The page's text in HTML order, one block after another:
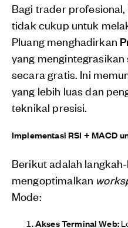
Bagi trader
tidak cukup untuk
Pluang menghadirkan
yang
secara gratis. Ini
yang lebih luas dan
teknikal presisi.
Implementasi RSI + MACD
Berikut adalah
mengoptimalkan
Mode:
Akses Terminal Web: